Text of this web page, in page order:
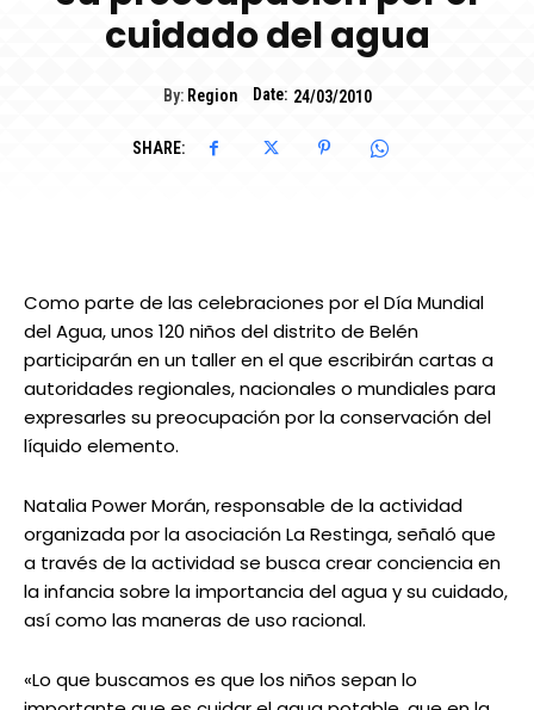
cuidado del agua
By: Region Date: 24/03/2010
SHARE:
Como parte de las celebraciones por el Día Mundial
del Agua, unos 120 niños del distrito de Belén
participarán en un taller en el que escribirán cartas a
autoridades regionales, nacionales o mundiales para
expresarles su preocupación por la conservación del
líquido elemento.
Natalia Power Morán, responsable de la actividad
organizada por la asociación La Restinga, señaló que
a través de la actividad se busca crear conciencia en
la infancia sobre la importancia del agua y su cuidado,
así como las maneras de uso racional.
«Lo que buscamos es que los niños sepan lo